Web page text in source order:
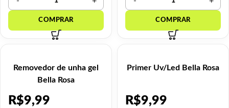
Removedor de unha gel
Bella Rosa
R$9,99
Primer Uv/Led Bella Rosa
R$9,99